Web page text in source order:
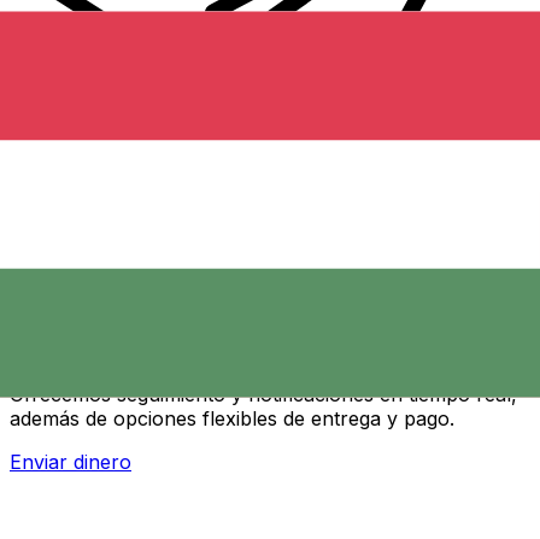
Ofrecemos seguimiento y notificaciones en tiempo real,
además de opciones flexibles de entrega y pago.
Enviar dinero